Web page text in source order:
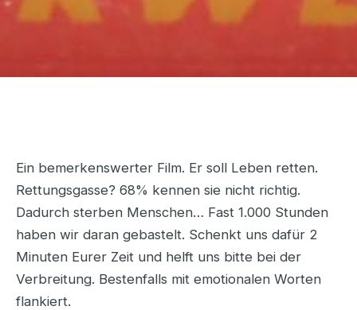
Ein bemerkenswerter Film. Er soll Leben retten.
Rettungsgasse? 68% kennen sie nicht richtig.
Dadurch sterben Menschen… Fast 1.000 Stunden
haben wir daran gebastelt. Schenkt uns dafür 2
Minuten Eurer Zeit und helft uns bitte bei der
Verbreitung. Bestenfalls mit emotionalen Worten
flankiert.